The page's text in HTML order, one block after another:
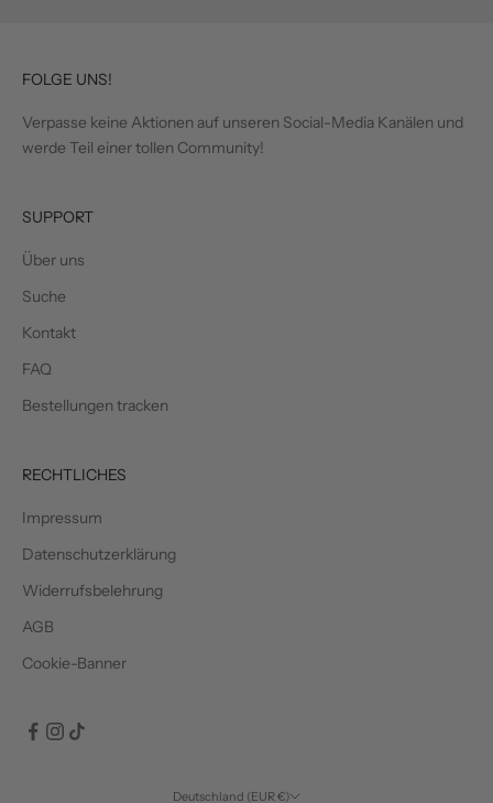
FOLGE UNS!
Verpasse keine Aktionen auf unseren Social-Media Kanälen und
werde Teil einer tollen Community!
SUPPORT
Über uns
Suche
Kontakt
FAQ
Bestellungen tracken
RECHTLICHES
Impressum
Datenschutzerklärung
Widerrufsbelehrung
AGB
Cookie-Banner
Deutschland (EUR €)